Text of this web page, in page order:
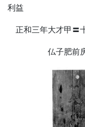
利益
正和三年大才甲〓
仏子肥前